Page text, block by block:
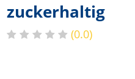
zuckerhaltig
(0.0)